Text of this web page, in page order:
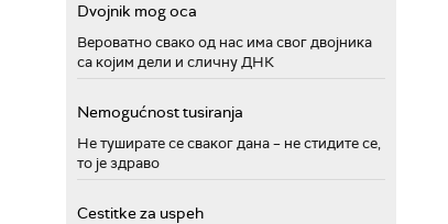
Dvojnik mog oca
Вероватно свако од нас има свог двојника
са којим дели и сличну ДНК
Nemogućnost tusiranja
Не туширате се сваког дана – не стидите се,
то је здраво
Cestitke za uspeh